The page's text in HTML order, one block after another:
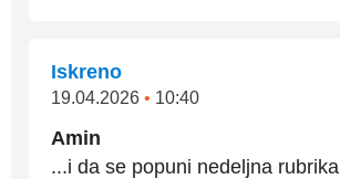
Iskreno
19.04.2026 • 10:40
Amin
...i da se popuni nedeljna